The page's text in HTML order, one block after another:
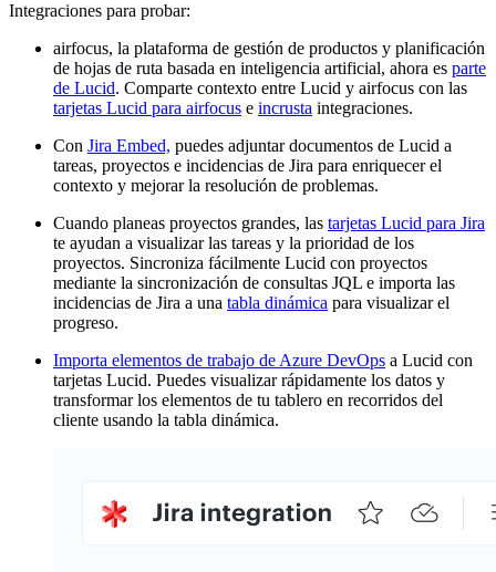
Integraciones para probar:
airfocus, la plataforma de gestión de productos y planificación
de hojas de ruta basada en inteligencia artificial, ahora es parte
de Lucid. Comparte contexto entre Lucid y airfocus con las
tarjetas Lucid para airfocus e incrusta integraciones.
Con Jira Embed, puedes adjuntar documentos de Lucid a
tareas, proyectos e incidencias de Jira para enriquecer el
contexto y mejorar la resolución de problemas.
Cuando planeas proyectos grandes, las tarjetas Lucid para Jira
te ayudan a visualizar las tareas y la prioridad de los
proyectos. Sincroniza fácilmente Lucid con proyectos
mediante la sincronización de consultas JQL e importa las
incidencias de Jira a una tabla dinámica para visualizar el
progreso.
Importa elementos de trabajo de Azure DevOps a Lucid con
tarjetas Lucid. Puedes visualizar rápidamente los datos y
transformar los elementos de tu tablero en recorridos del
cliente usando la tabla dinámica.